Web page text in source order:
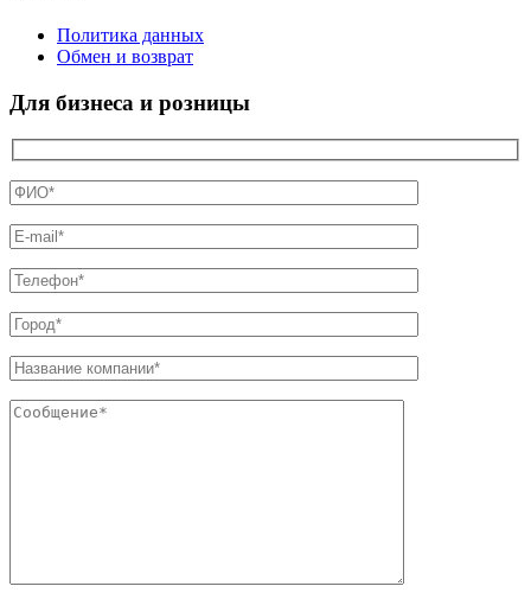
Политика данных
Обмен и возврат
Для бизнеса и розницы